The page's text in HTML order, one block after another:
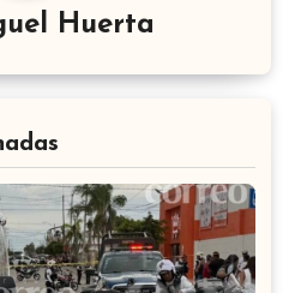
Huerta